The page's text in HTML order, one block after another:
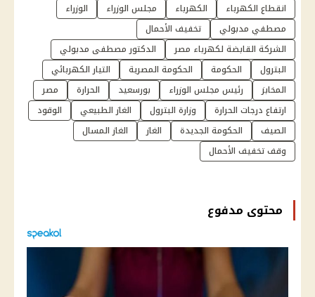
انقطاع الكهرباء الكهرباء مجلس الوزراء
الوزراء
مصطفي مدبولي
تخفيف الأحمال
الشركة القابضة لكهرباء مصر
الدكتور مصطفى مدبولي
البترول
الحكومة الحكومة المصرية
التيار الكهربائي
المخابز
رئيس مجلس الوزراء بورسعيد الحرارة
مصر
ارتفاع درجات الحرارة
وزارة البترول الغاز الطبيعي
الوقود
الصيف
الحكومة الجديدة الغاز
الغاز المسال
وقف تخفيف الأحمال
محتوى مدفوع